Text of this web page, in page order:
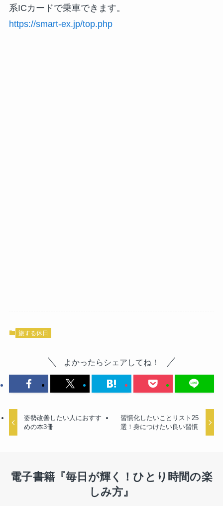
系ICカードで乗車できます。
https://smart-ex.jp/top.php
旅する休日
よかったらシェアしてね！
姿勢改善したい人におすす
めの本3冊
習慣化したいことリスト25
選！身につけたい良い習慣
電子書籍『毎日が輝く！ひとり時間の楽
しみ方』